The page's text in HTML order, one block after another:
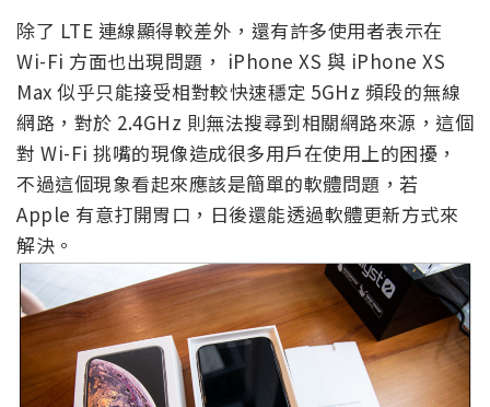
除了 LTE 連線顯得較差外，還有許多使用者表示在
Wi-Fi 方面也出現問題， iPhone XS 與 iPhone XS
Max 似乎只能接受相對較快速穩定 5GHz 頻段的無線
網路，對於 2.4GHz 則無法搜尋到相關網路來源，這個
對 Wi-Fi 挑嘴的現像造成很多用戶在使用上的困擾，
不過這個現象看起來應該是簡單的軟體問題，若
Apple 有意打開胃口，日後還能透過軟體更新方式來
解決。